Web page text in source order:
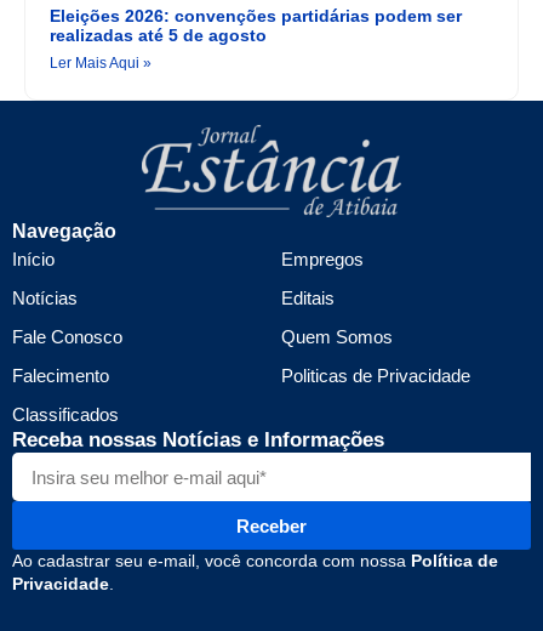
Eleições 2026: convenções partidárias podem ser
realizadas até 5 de agosto
Ler Mais Aqui »
Navegação
Início
Notícias
Fale Conosco
Falecimento
Classificados
Empregos
Editais
Quem Somos
Politicas de Privacidade
Receba nossas Notícias e Informações
Receber
Ao cadastrar seu e-mail, você concorda com nossa Política de
Privacidade